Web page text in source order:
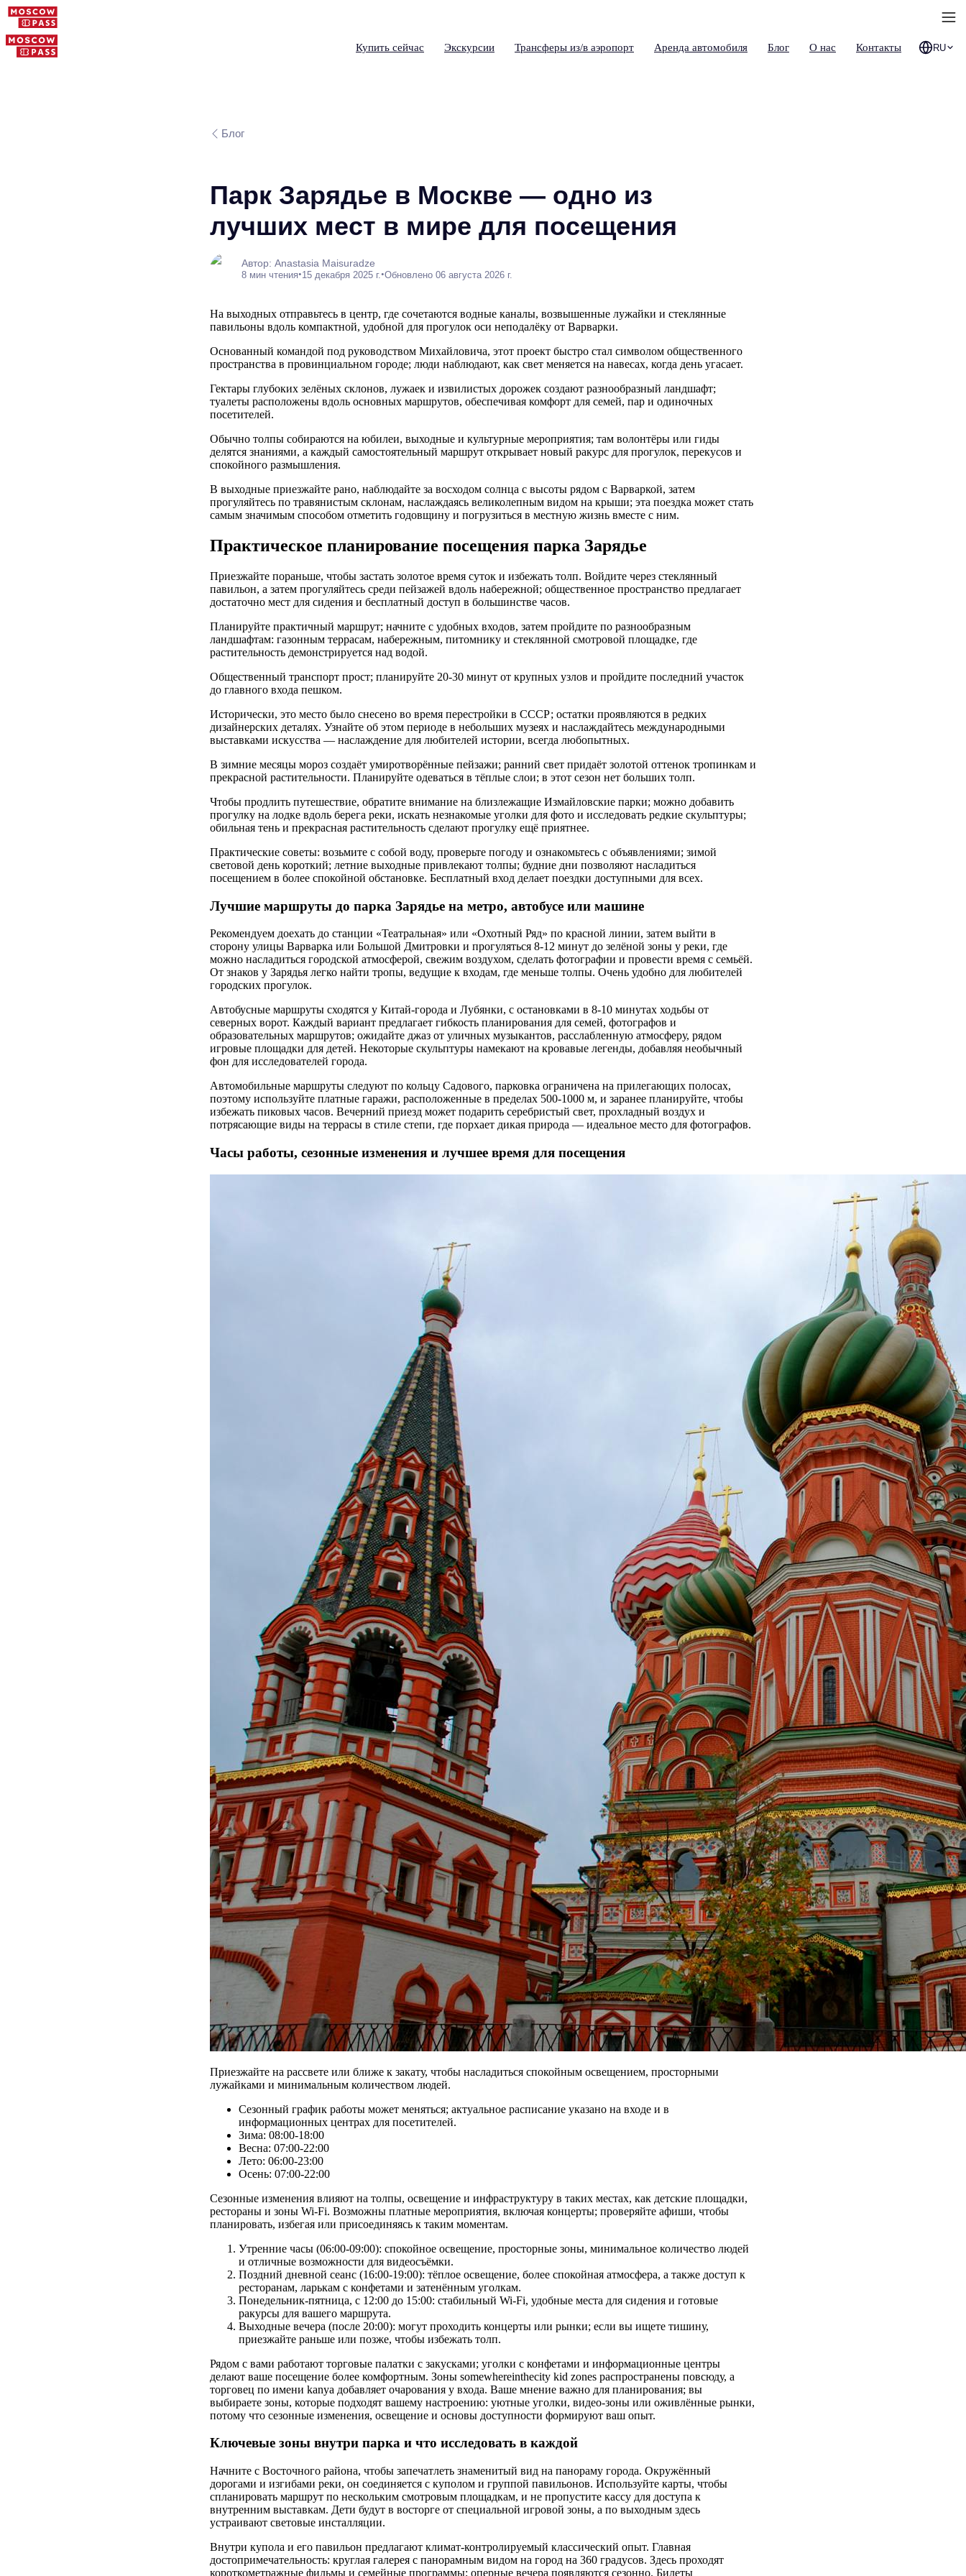
Купить сейчас Экскурсии Трансферы из/в аэропорт Аренда автомобиля Блог О нас Контакты RU
Блог
Парк Зарядье в Москве — одно из
лучших мест в мире для посещения
Автор: Anastasia Maisuradze
8 мин чтения•15 декабря 2025 г.•Обновлено 06 августа 2026 г.
На выходных отправьтесь в центр, где сочетаются водные каналы, возвышенные лужайки и стеклянные
павильоны вдоль компактной, удобной для прогулок оси неподалёку от Варварки.
Основанный командой под руководством Михайловича, этот проект быстро стал символом общественного
пространства в провинциальном городе; люди наблюдают, как свет меняется на навесах, когда день угасает.
Гектары глубоких зелёных склонов, лужаек и извилистых дорожек создают разнообразный ландшафт;
туалеты расположены вдоль основных маршрутов, обеспечивая комфорт для семей, пар и одиночных
посетителей.
Обычно толпы собираются на юбилеи, выходные и культурные мероприятия; там волонтёры или гиды
делятся знаниями, а каждый самостоятельный маршрут открывает новый ракурс для прогулок, перекусов и
спокойного размышления.
В выходные приезжайте рано, наблюдайте за восходом солнца с высоты рядом с Варваркой, затем
прогуляйтесь по травянистым склонам, наслаждаясь великолепным видом на крыши; эта поездка может стать
самым значимым способом отметить годовщину и погрузиться в местную жизнь вместе с ним.
Практическое планирование посещения парка Зарядье
Приезжайте пораньше, чтобы застать золотое время суток и избежать толп. Войдите через стеклянный
павильон, а затем прогуляйтесь среди пейзажей вдоль набережной; общественное пространство предлагает
достаточно мест для сидения и бесплатный доступ в большинстве часов.
Планируйте практичный маршрут; начните с удобных входов, затем пройдите по разнообразным
ландшафтам: газонным террасам, набережным, питомнику и стеклянной смотровой площадке, где
растительность демонстрируется над водой.
Общественный транспорт прост; планируйте 20-30 минут от крупных узлов и пройдите последний участок
до главного входа пешком.
Исторически, это место было снесено во время перестройки в СССР; остатки проявляются в редких
дизайнерских деталях. Узнайте об этом периоде в небольших музеях и наслаждайтесь международными
выставками искусства — наслаждение для любителей истории, всегда любопытных.
В зимние месяцы мороз создаёт умиротворённые пейзажи; ранний свет придаёт золотой оттенок тропинкам и
прекрасной растительности. Планируйте одеваться в тёплые слои; в этот сезон нет больших толп.
Чтобы продлить путешествие, обратите внимание на близлежащие Измайловские парки; можно добавить
прогулку на лодке вдоль берега реки, искать незнакомые уголки для фото и исследовать редкие скульптуры;
обильная тень и прекрасная растительность сделают прогулку ещё приятнее.
Практические советы: возьмите с собой воду, проверьте погоду и ознакомьтесь с объявлениями; зимой
световой день короткий; летние выходные привлекают толпы; будние дни позволяют насладиться
посещением в более спокойной обстановке. Бесплатный вход делает поездки доступными для всех.
Лучшие маршруты до парка Зарядье на метро, автобусе или машине
Рекомендуем доехать до станции «Театральная» или «Охотный Ряд» по красной линии, затем выйти в
сторону улицы Варварка или Большой Дмитровки и прогуляться 8-12 минут до зелёной зоны у реки, где
можно насладиться городской атмосферой, свежим воздухом, сделать фотографии и провести время с семьёй.
От знаков у Зарядья легко найти тропы, ведущие к входам, где меньше толпы. Очень удобно для любителей
городских прогулок.
Автобусные маршруты сходятся у Китай-города и Лубянки, с остановками в 8-10 минутах ходьбы от
северных ворот. Каждый вариант предлагает гибкость планирования для семей, фотографов и
образовательных маршрутов; ожидайте джаз от уличных музыкантов, расслабленную атмосферу, рядом
игровые площадки для детей. Некоторые скульптуры намекают на кровавые легенды, добавляя необычный
фон для исследователей города.
Автомобильные маршруты следуют по кольцу Садового, парковка ограничена на прилегающих полосах,
поэтому используйте платные гаражи, расположенные в пределах 500-1000 м, и заранее планируйте, чтобы
избежать пиковых часов. Вечерний приезд может подарить серебристый свет, прохладный воздух и
потрясающие виды на террасы в стиле степи, где порхает дикая природа — идеальное место для фотографов.
Часы работы, сезонные изменения и лучшее время для посещения
Приезжайте на рассвете или ближе к закату, чтобы насладиться спокойным освещением, просторными
лужайками и минимальным количеством людей.
Сезонный график работы может меняться; актуальное расписание указано на входе и в
информационных центрах для посетителей.
Зима: 08:00-18:00
Весна: 07:00-22:00
Лето: 06:00-23:00
Осень: 07:00-22:00
Сезонные изменения влияют на толпы, освещение и инфраструктуру в таких местах, как детские площадки,
рестораны и зоны Wi-Fi. Возможны платные мероприятия, включая концерты; проверяйте афиши, чтобы
планировать, избегая или присоединяясь к таким моментам.
Утренние часы (06:00-09:00): спокойное освещение, просторные зоны, минимальное количество людей
и отличные возможности для видеосъёмки.
Поздний дневной сеанс (16:00-19:00): тёплое освещение, более спокойная атмосфера, а также доступ к
ресторанам, ларькам с конфетами и затенённым уголкам.
Понедельник-пятница, с 12:00 до 15:00: стабильный Wi-Fi, удобные места для сидения и готовые
ракурсы для вашего маршрута.
Выходные вечера (после 20:00): могут проходить концерты или рынки; если вы ищете тишину,
приезжайте раньше или позже, чтобы избежать толп.
Рядом с вами работают торговые палатки с закусками; уголки с конфетами и информационные центры
делают ваше посещение более комфортным. Зоны somewhereinthecity kid zones распространены повсюду, а
торговец по имени kanya добавляет очарования у входа. Ваше мнение важно для планирования; вы
выбираете зоны, которые подходят вашему настроению: уютные уголки, видео-зоны или оживлённые рынки,
потому что сезонные изменения, освещение и основы доступности формируют ваш опыт.
Ключевые зоны внутри парка и что исследовать в каждой
Начните с Восточного района, чтобы запечатлеть знаменитый вид на панораму города. Окружённый
дорогами и изгибами реки, он соединяется с куполом и группой павильонов. Используйте карты, чтобы
спланировать маршрут по нескольким смотровым площадкам, и не пропустите кассу для доступа к
внутренним выставкам. Дети будут в восторге от специальной игровой зоны, а по выходным здесь
устраивают световые инсталляции.
Внутри купола и его павильон предлагают климат-контролируемый классический опыт. Главная
достопримечательность: круглая галерея с панорамным видом на город на 360 градусов. Здесь проходят
короткометражные фильмы и семейные программы; оперные вечера появляются сезонно. Билеты